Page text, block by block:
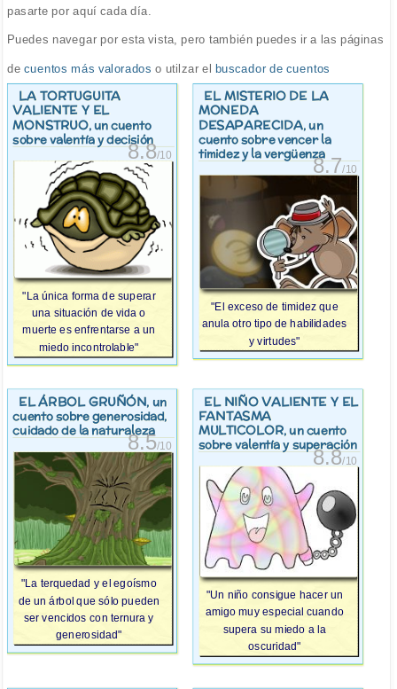
pasarte por aquí cada día.
Puedes navegar por esta vista, pero también puedes ir a las páginas
decuentos más valorados o utilzar el buscador de cuentos
LA TORTUGUITA
VALIENTE Y EL
MONSTRUO, un cuento
sobre valentía y decisión
8.8/10
"La única forma de superar
una situación de vida o
muerte es enfrentarse a un
miedo incontrolable"
EL MISTERIO DE LA
MONEDA
DESAPARECIDA, un
cuento sobre vencer la
timidez y la vergüenza
8.7/10
"El exceso de timidez que
anula otro tipo de habilidades
y virtudes"
EL ÁRBOL GRUÑÓN, un
cuento sobre generosidad,
cuidado de la naturaleza
8.5/10
"La terquedad y el egoísmo
de un árbol que sólo pueden
ser vencidos con ternura y
generosidad"
EL NIÑO VALIENTE Y EL
FANTASMA
MULTICOLOR, un cuento
sobre valentía y superación
8.8/10
"Un niño consigue hacer un
amigo muy especial cuando
supera su miedo a la
oscuridad"